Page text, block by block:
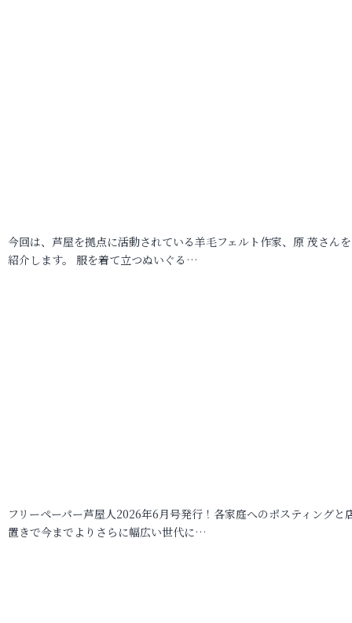
今回は、芦屋を拠点に活動されている羊毛フェルト作家、原 茂さん
紹介します。 服を着て立つぬいぐる…
フリーペーパー芦屋人2026年6月号発行！各家庭へのポスティングと
置きで今までよりさらに幅広い世代に…